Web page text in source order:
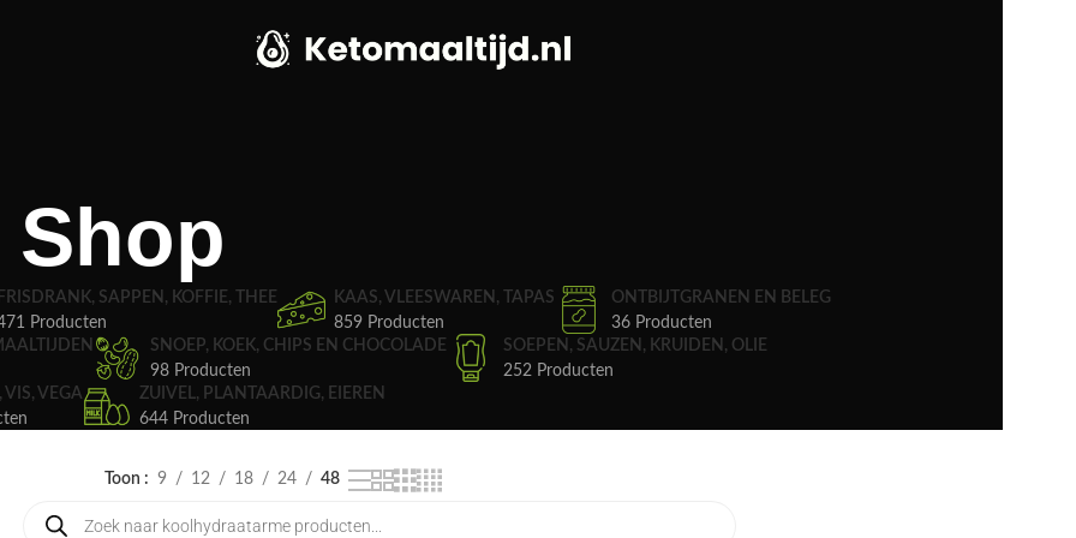
Shop
FRISDRANK, SAPPEN, KOFFIE, THEE
Producten
KAAS, VLEESWAREN, TAPAS
859 Producten
ONTBIJTGRANEN EN BELEG
36 Producten
SNOEP, KOEK, CHIPS EN CHOCOLADE
98 Producten
SOEPEN, SAUZEN, KRUIDEN, OLIE
252 Producten
VIS, VEGA
ZUIVEL, PLANTAARDIG, EIEREN
644 Producten
Toon 9 12 18 24 48